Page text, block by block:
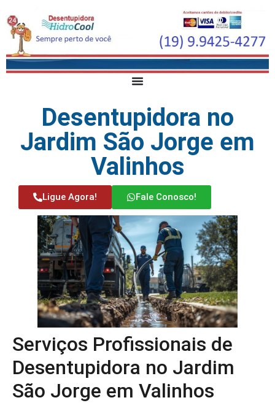
Desentupidora no
Jardim São Jorge em
Valinhos
Ligue Agora! Fale Conosco!
Serviços Profissionais de
Desentupidora no Jardim
São Jorge em Valinhos